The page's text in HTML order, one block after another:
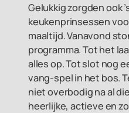
Gelukkig zorgden ook
keukenprinsessen
maaltijd. Vanavond
programma. Tot het
alles op. Tot slot nog
vang-spel in het bos.
niet overbodig na al
heerlijke, actieve en